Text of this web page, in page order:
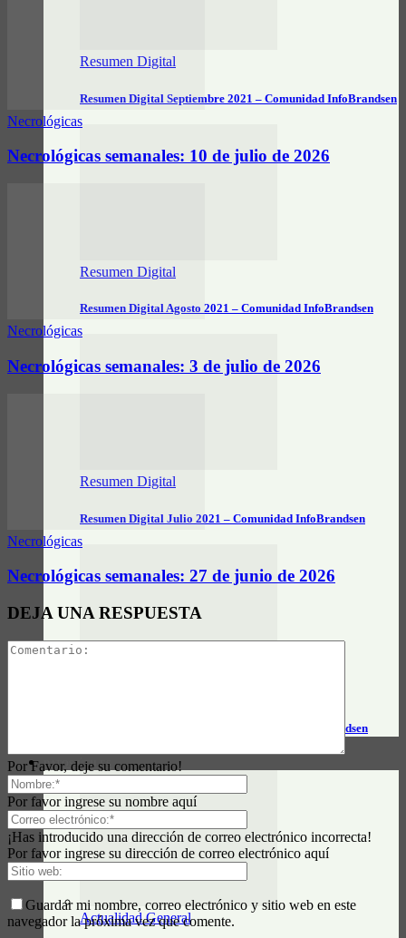
Resumen Digital
Resumen Digital Septiembre 2021 – Comunidad InfoBrandsen
Resumen Digital
Resumen Digital Agosto 2021 – Comunidad InfoBrandsen
Resumen Digital
Resumen Digital Julio 2021 – Comunidad InfoBrandsen
Resumen Digital Junio 2021 – Comunidad InfoBrandsen
DATOS ÚTILES
Actualidad General
Necrológicas
Necrológicas semanales: 10 de julio de 2026
Necrológicas
Necrológicas semanales: 3 de julio de 2026
Necrológicas
Necrológicas semanales: 27 de junio de 2026
DEJA UNA RESPUESTA
Por Favor, deje su comentario!
Por favor ingrese su nombre aquí
¡Has introducido una dirección de correo electrónico incorrecta!
Por favor ingrese su dirección de correo electrónico aquí
Guardar mi nombre, correo electrónico y sitio web en este
navegador la próxima vez que comente.